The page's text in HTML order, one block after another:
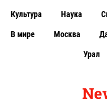
Культура Наука
В мире Москва
Урал